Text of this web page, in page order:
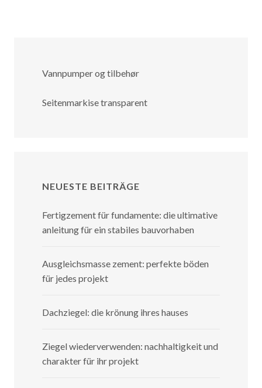
Vannpumper og tilbehør
Seitenmarkise transparent
NEUESTE BEITRÄGE
Fertigzement für fundamente: die ultimative
anleitung für ein stabiles bauvorhaben
Ausgleichsmasse zement: perfekte böden
für jedes projekt
Dachziegel: die krönung ihres hauses
Ziegel wiederverwenden: nachhaltigkeit und
charakter für ihr projekt